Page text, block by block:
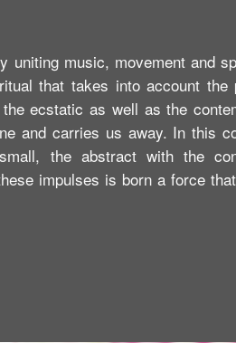
uniting music, movement and
that takes into account the
ecstatic as well as the
and carries us away. In this
the abstract with the
impulses is born a force